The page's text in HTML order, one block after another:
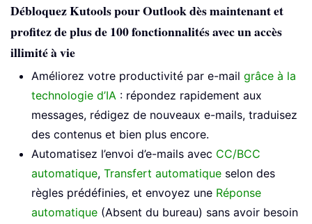
Débloquez Kutools pour Outlook dès maintenant et
profitez de plus de 100 fonctionnalités avec un accès
illimité à vie
Améliorez votre productivité par e-mail grâce à la
technologie d’IA : répondez rapidement aux
messages, rédigez de nouveaux e-mails, traduisez
des contenus et bien plus encore.
Automatisez l’envoi d’e-mails avec CC/BCC
automatique, Transfert automatique selon des
règles prédéfinies, et envoyez une Réponse
automatique (Absent du bureau) sans avoir besoin